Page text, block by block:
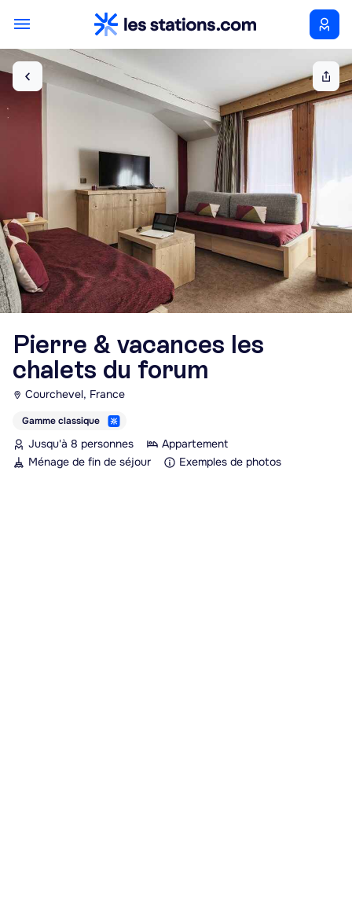
Pierre & vacances les
chalets du forum
Courchevel, France
Gamme classique
Jusqu'à 8 personnes
Appartement
Ménage de fin de séjour
Exemples de photos